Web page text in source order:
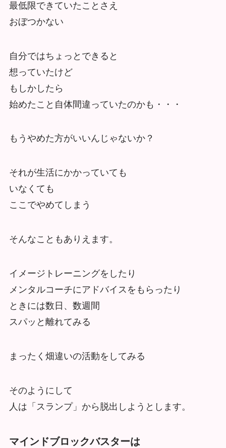
最低限できていたことさえ
おぼつかない
自分ではちょっとできると
想っていたけど
もしかしたら
始めたこと自体間違っていたのかも・・・
もうやめた方がいいんじゃないか？
それが生活にかかっていても
いなくても
ここでやめてしまう
そんなこともありえます。
イメージトレーニングをしたり
メンタルコーチにアドバイスをもらったり
ときには数日、数週間
スパッと離れてみる
まったく畑違いの活動をしてみる
そのようにして
人は「スランプ」から脱出しようとします。
マインドブロックバスターは